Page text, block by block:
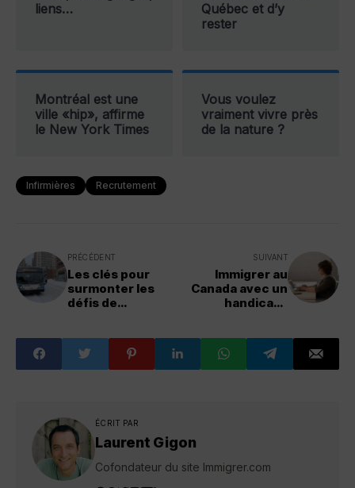
liens…
Québec et d’y
rester
Montréal est une
ville «hip», affirme
le New York Times
Vous voulez
vraiment vivre près
de la nature ?
Infirmières Recrutement
PRÉCÉDENT
Les clés pour
surmonter les
défis de
guide pour
réussir sa
nouvelle vie
SUIVANT
Immigrer au
Canada avec un
handicap :
ÉCRIT PAR
Laurent Gigon
Cofondateur du site Immigrer.com